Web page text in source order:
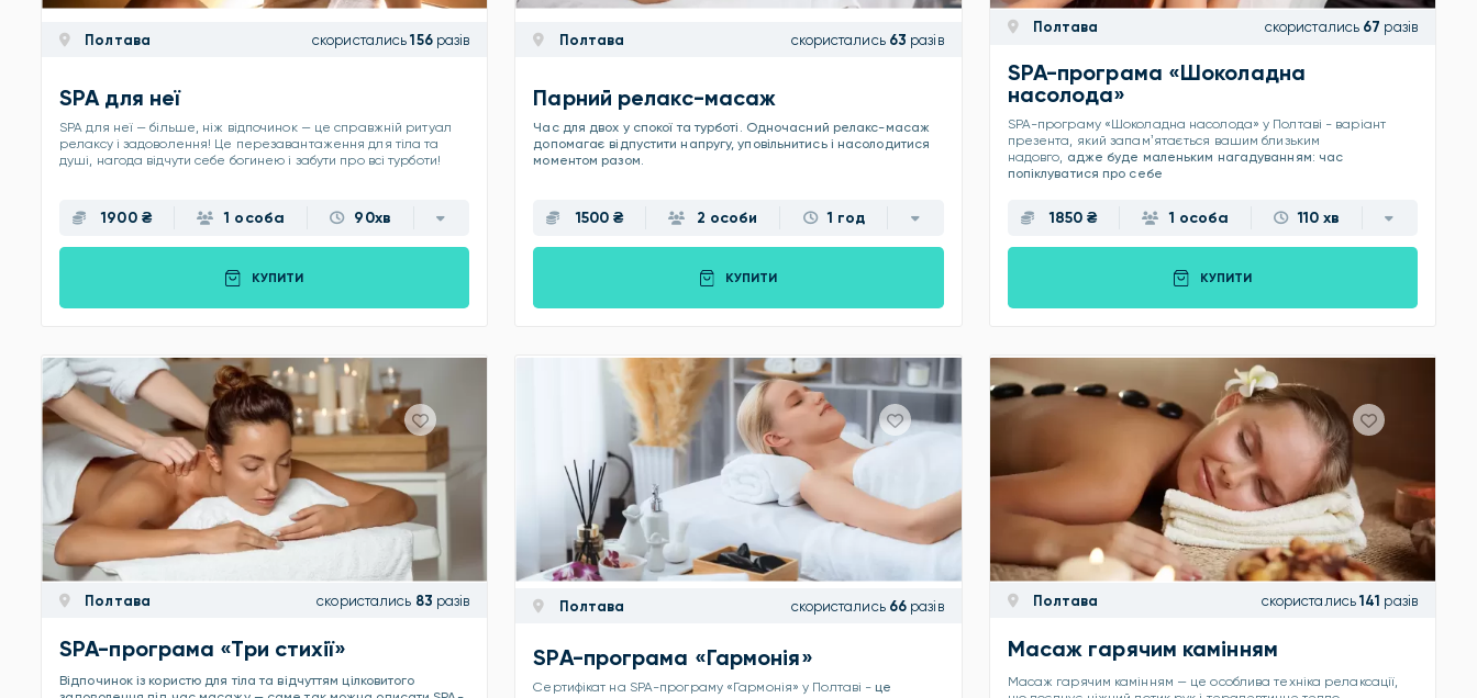
Полтава скористались 156разів
SPA для неї
SPA для неї — більше, ніж відпочинок — це справжній ритуал
релаксу і задоволення! Це перезавантаження для тіла та
душі, нагода відчути себе богинею і забути про всі турботи!
1900 ₴ 1 особа 90хв
КУПИТИ
Полтава скористались 63 разів
Парний релакс-масаж
Час для двох у спокої та турботі. Одночасний релакс-масаж
допомагає відпустити напругу, уповільнитись і насолодитися
моментом разом.
1500 ₴ 2 особи 1 год
КУПИТИ
Полтава скористались 67 разів
SPA-програма «Шоколадна
насолода»
SPA-програму «Шоколадна насолода» у Полтаві - варіант
презента, який запамʼятається вашим близьким
надовго, адже буде маленьким нагадуванням: час
попіклуватися про себе
1850 ₴ 1 особа 110 хв
КУПИТИ
Полтава скористались 83 разів
SPA-програма «Три стихії»
Відпочинок із користю для тіла та відчуттям цілковитого
Полтава скористались 66 разів
SPA-програма «Гармонія»
Сертифікат на SPA-програму «Гармонія» у Полтаві - це
Полтава скористались 141 разів
Масаж гарячим камінням
Масаж гарячим камінням — це особлива техніка релаксації,